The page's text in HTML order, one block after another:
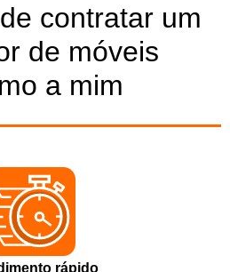
contratar um
de móveis
a mim
rápido